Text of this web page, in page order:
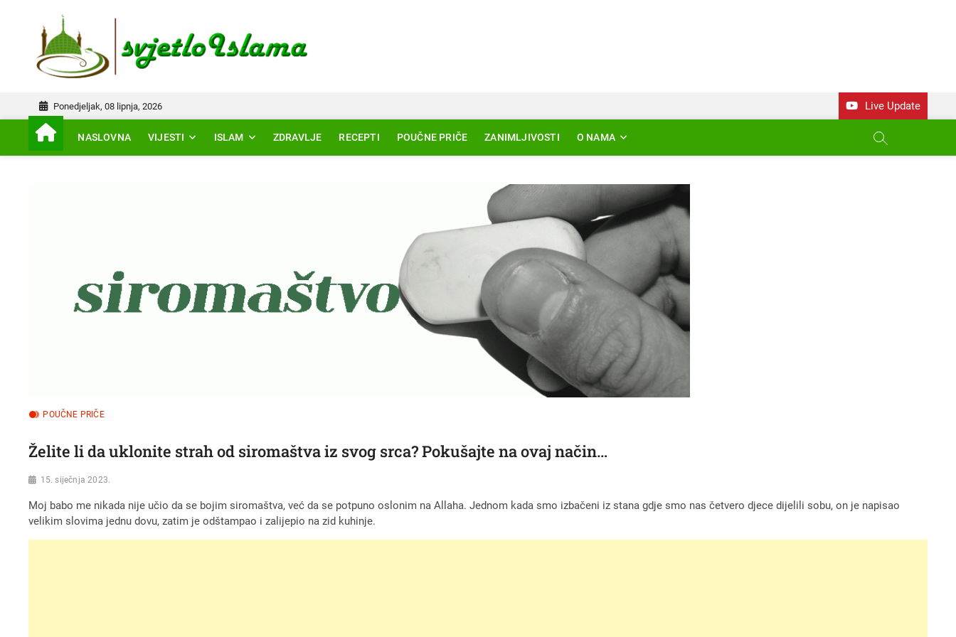
Ponedjeljak, 08 lipnja, 2026 Live Update
NASLOVNA VIJESTI ISLAM ZDRAVLJE RECEPTI POUČNE PRIČE ZANIMLJIVOSTI O NAMA
POUČNE PRIČE
Želite li da uklonite strah od siromaštva iz svog srca? Pokušajte na ovaj način…
15. siječnja 2023.
Moj babo me nikada nije učio da se bojim siromaštva, već da se potpuno oslonim na Allaha. Jednom kada smo izbačeni iz stana gdje smo nas četvero djece dijelili sobu, on je napisao
velikim slovima jednu dovu, zatim je odštampao i zalijepio na zid kuhinje.